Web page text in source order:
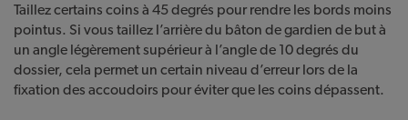
Taillez certains coins à 45 degrés pour rendre les bords moins
pointus. Si vous taillez l’arrière du bâton de gardien de but à
un angle légèrement supérieur à l’angle de 10 degrés du
dossier, cela permet un certain niveau d’erreur lors de la
fixation des accoudoirs pour éviter que les coins dépassent.